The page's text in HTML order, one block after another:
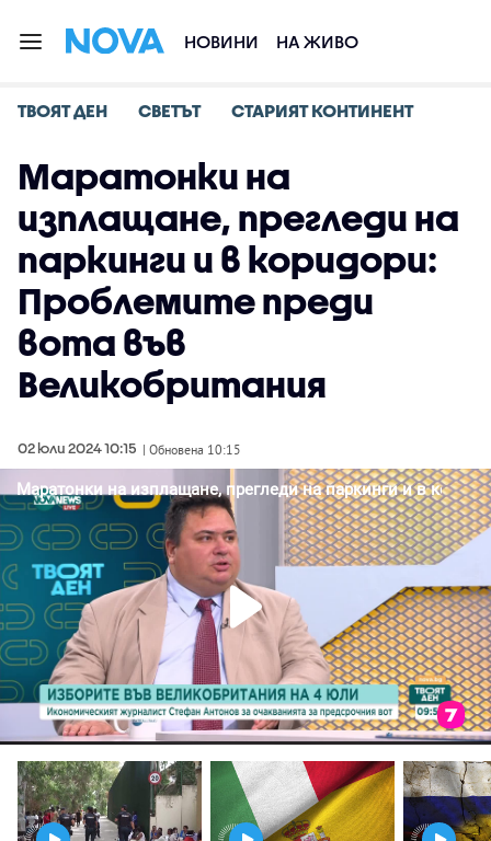
НОВИНИ НА ЖИВО
ТВОЯТ ДЕН СВЕТЪТ СТАРИЯТ КОНТИНЕНТ
Маратонки на
изплащане, прегледи на
паркинги и в коридори:
Проблемите преди
вота във
Великобритания
02 юли 2024 10:15 | Обновена 10:15